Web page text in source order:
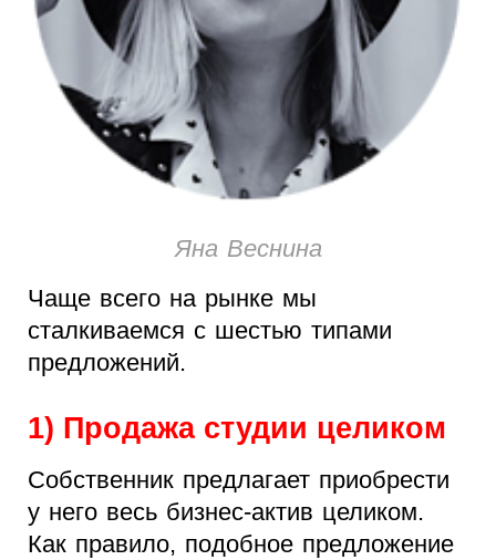
Яна Веснина
Чаще всего на рынке мы
сталкиваемся с шестью типами
предложений.
1) Продажа студии целиком
Собственник предлагает приобрести
у него весь бизнес-актив целиком.
Как правило, подобное предложение